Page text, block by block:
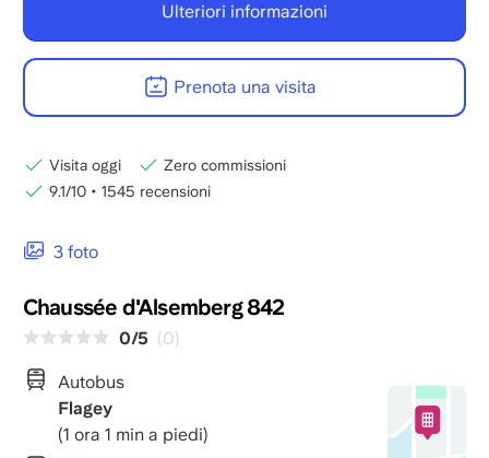
3 foto
Chaussée d'Alsemberg 842
0/5 (0)
Autobus
Flagey
(1 ora 1 min a piedi)
Ulteriori informazioni
Prenota una visita
Visita oggi
Zero commissioni
9.1/10 • 1545 recensioni